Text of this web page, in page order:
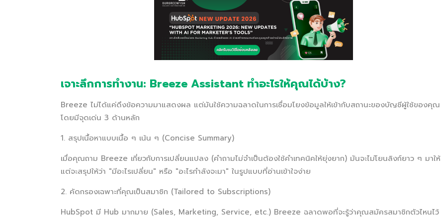
เจาะลึกการทำงาน: Breeze Assistant ทำอะไรให้คุณได้บ้าง?
Breeze ไม่ได้แค่ดึงข้อความมาแสดงผล แต่มันใช้ความฉลาดในการเชื่อมโยงข้อมูลให้เข้ากับสถานะของบัญชีผู้ใช้ของคุณ
โดยมีจุดเด่น 3 ด้านหลัก
1. สรุปเนื้อหาแบบเนื้อ ๆ เน้น ๆ (Concise Summary)
เมื่อคุณถาม Breeze เกี่ยวกับการเปลี่ยนแปลง (คำถามไม่จำเป็นต้องใช้คำเทคนิคให้ยุ่งยาก) มันจะไม่โยนลิงก์ยาว ๆ มาให้
แต่จะสรุปให้ว่า "มีอะไรเปลี่ยน" หรือ "อะไรกำลังจะมา" ในรูปแบบที่อ่านเข้าใจง่าย
2. คัดกรองเฉพาะที่คุณเป็นสมาชิก (Tailored to Subscriptions)
HubSpot มี Hub มากมาย (Sales, Marketing, Service, etc.) Breeze ฉลาดพอที่จะรู้ว่าคุณสมัครสมาชิกตัวไหนไว้